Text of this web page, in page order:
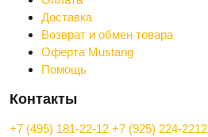
Доставка
Возврат и обмен товара
Оферта Mustang
Помощь
Контакты
+7 (495) 181-22-12 +7 (925) 224-2212